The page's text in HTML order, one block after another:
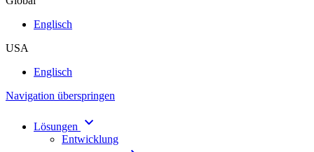
Englisch
USA
Englisch
Navigation überspringen
Lösungen
Entwicklung